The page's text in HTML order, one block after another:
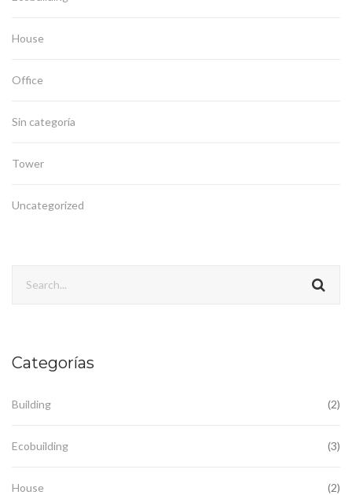
House
Office
Sin categoría
Tower
Uncategorized
Categorías
Building (2)
Ecobuilding (3)
House (2)